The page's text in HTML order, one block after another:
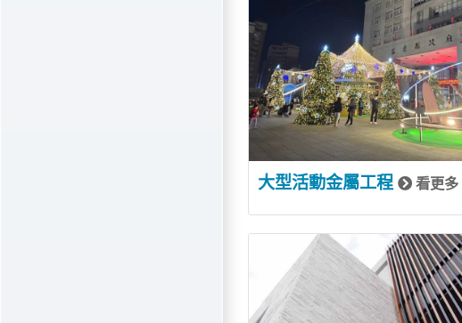
大型活動金屬工程 看更多